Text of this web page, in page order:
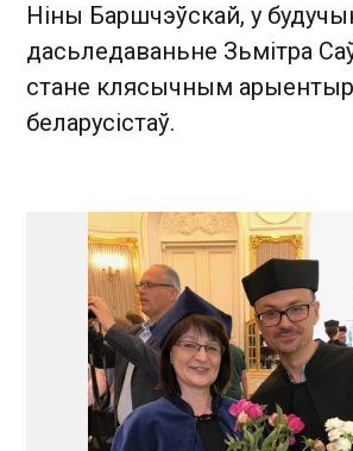
Ніны Баршчэўскай, у
дасьледаваньне Зьмітра
стане клясычным
беларусістаў.